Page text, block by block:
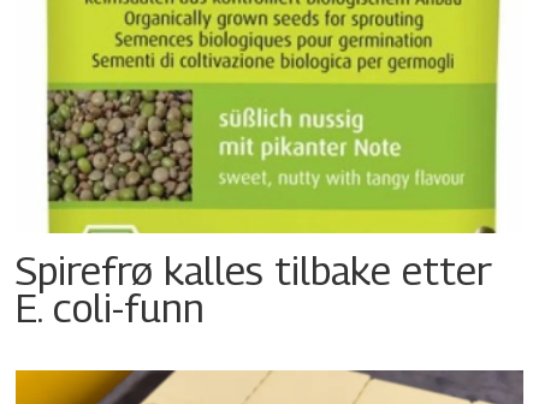
Spirefrø kalles tilbake etter
E. coli-funn